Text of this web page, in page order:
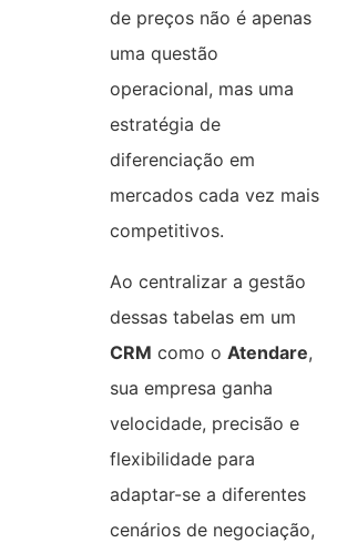
de preços não é apenas
uma questão
operacional, mas uma
estratégia de
diferenciação em
mercados cada vez mais
competitivos.
Ao centralizar a gestão
dessas tabelas em um
CRM como o Atendare,
sua empresa ganha
velocidade, precisão e
flexibilidade para
adaptar-se a diferentes
cenários de negociação,